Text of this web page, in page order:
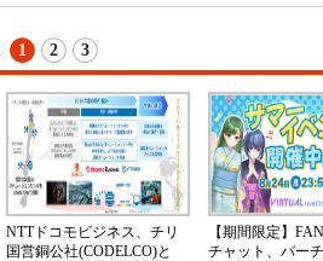
1 2 3
NTTドコモビジネス、チリ
国営銅公社(CODELCO)と
【期間限定】
チャット、バー